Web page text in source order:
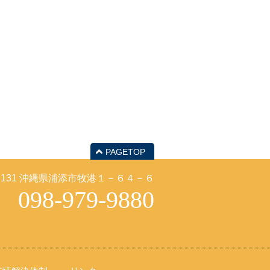
PAGETOP
沖縄県浦添市牧港１－６４－６
098-979-9880